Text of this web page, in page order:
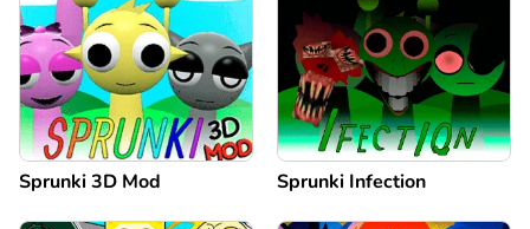
Sprunki 3D Mod Sprunki Infection